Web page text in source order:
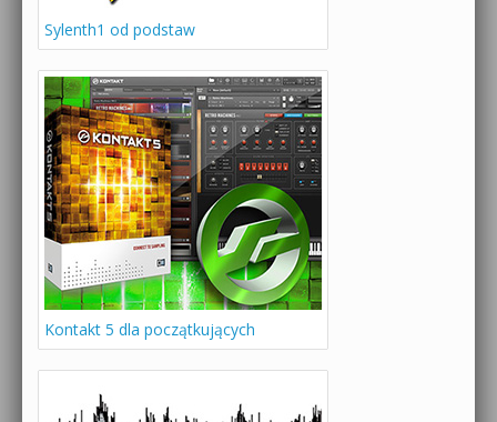
Sylenth1 od podstaw
Kontakt 5 dla początkujących